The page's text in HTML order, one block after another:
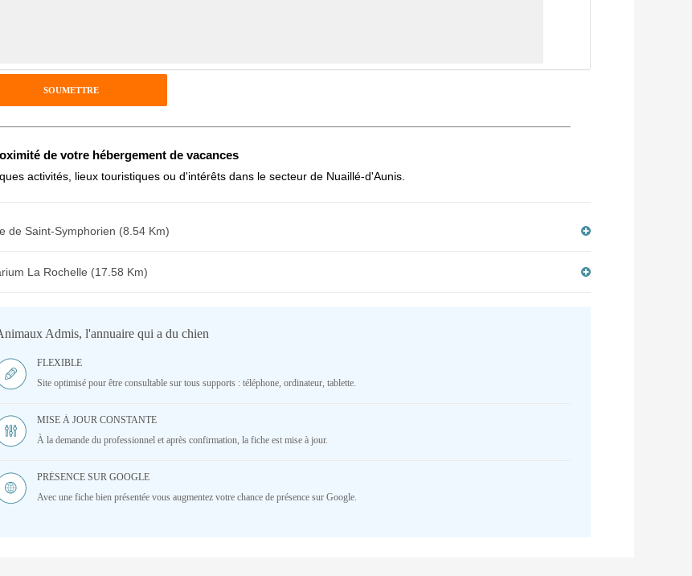
- Combien font 7x4 (en chiffres) :
sur l'établissement :
de votre hébergement de vacances
activités, lieux touristiques ou d'intérêts dans le secteur de Nuaillé-d'Aunis.
de Saint-Symphorien (8.54 Km)
La Rochelle (17.58 Km)
Admis, l'annuaire qui a du chien
FLEXIBLE
Site optimisé pour être consultable sur tous supports : téléphone, ordinateur, tablette.
MISE À JOUR CONSTANTE
À la demande du professionnel et après confirmation, la fiche est mise à jour.
PRÉSENCE SUR GOOGLE
Avec une fiche bien présentée vous augmentez votre chance de présence sur Google.